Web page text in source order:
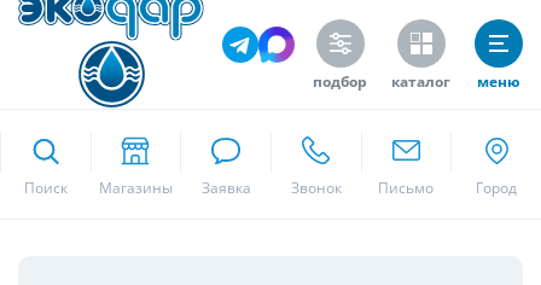
подбор каталог меню
Поиск